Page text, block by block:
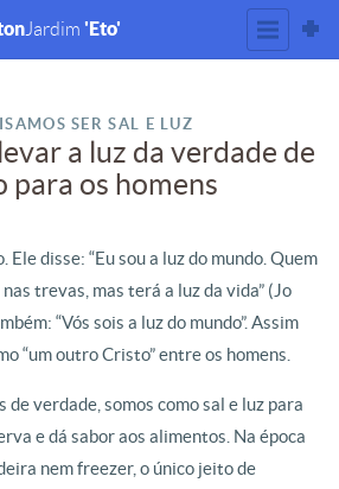
Jardim 'Eto'
SER SAL E LUZ
a luz da verdade de
para os homens
Ele disse: “Eu sou a luz do mundo. Quem
trevas, mas terá a luz da vida” (Jo
“Vós sois a luz do mundo”. Assim
“um outro Cristo” entre os homens.
de verdade, somos como sal e luz para
e dá sabor aos alimentos. Na época
nem freezer, o único jeito de